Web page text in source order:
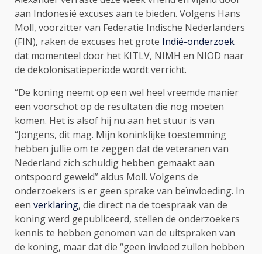
aan Indonesië excuses aan te bieden. Volgens Hans
Moll, voorzitter van Federatie Indische Nederlanders
(FIN), raken de excuses het grote Indië-onderzoek
dat momenteel door het KITLV, NIMH en NIOD naar
de dekolonisatieperiode wordt verricht.
“De koning neemt op een wel heel vreemde manier
een voorschot op de resultaten die nog moeten
komen. Het is alsof hij nu aan het stuur is van
“Jongens, dit mag. Mijn koninklijke toestemming
hebben jullie om te zeggen dat de veteranen van
Nederland zich schuldig hebben gemaakt aan
ontspoord geweld” aldus Moll. Volgens de
onderzoekers is er geen sprake van beïnvloeding. In
een verklaring, die direct na de toespraak van de
koning werd gepubliceerd, stellen de onderzoekers
kennis te hebben genomen van de uitspraken van
de koning, maar dat die “geen invloed zullen hebben